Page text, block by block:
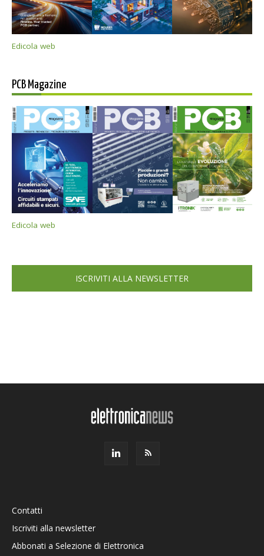
Edicola web
PCB Magazine
Edicola web
ISCRIVITI ALLA NEWSLETTER
Contatti
Iscriviti alla newsletter
Abbonati a Selezione di Elettronica